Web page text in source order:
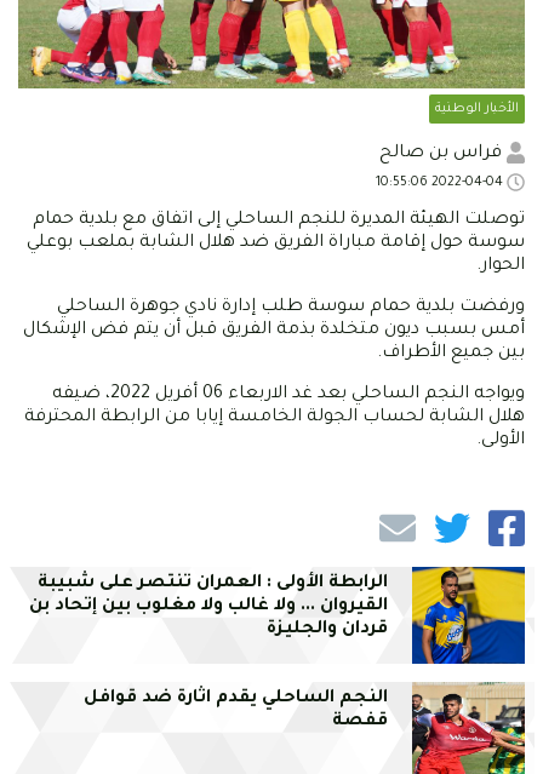
الأخبار الوطنية
فراس بن صالح
توصلت الهيئة المديرة للنجم الساحلي إلى اتفاق مع بلدية حمام
سوسة حول إقامة مباراة الفريق ضد هلال الشابة بملعب بوعلي
الحوار.
ورفضت بلدية حمام سوسة طلب إدارة نادي جوهرة الساحلي
أمس بسبب ديون متخلدة بذمة الفريق قبل أن يتم فض الإشكال
بين جميع الأطراف.
ويواجه النجم الساحلي بعد غد الاربعاء 06 أفريل 2022، ضيفه
هلال الشابة لحساب الجولة الخامسة إيابا من الرابطة المحترفة
الأولى.
الرابطة الأولى : العمران تنتصر على شبيبة
القيروان ... ولا غالب ولا مغلوب بين إتحاد بن
قردان والجليزة
النجم الساحلي يقدم اثارة ضد قوافل
قفصة